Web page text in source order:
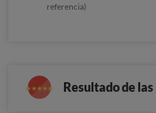
referencia)
Resultado de